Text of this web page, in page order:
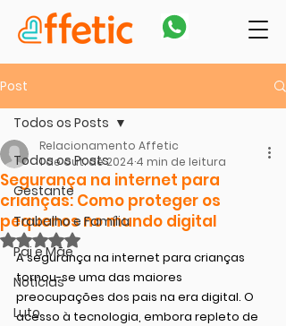
Post
Todos os Posts
Gestante
Trabalho e Família
Pai e Mãe
Notícias
Luto
Todos os Posts
Segurança na internet para
crianças: Como proteger os
pequenos no mundo digital
Relacionamento Affetic
1 de out. de 2024 4 min de leitura
Avaliado com NaN de 5 estrelas.
A segurança na internet para crianças
tornou-se uma das maiores
preocupações dos pais na era digital. O
acesso à tecnologia, embora repleto de